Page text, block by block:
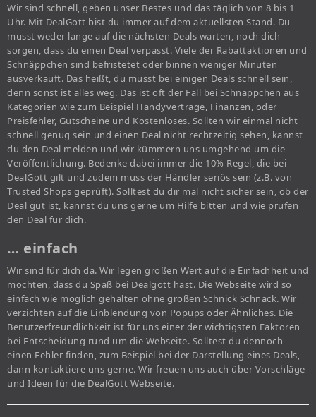
Wir sind schnell, geben unser Bestes und das täglich von 8 bis 1
Uhr. Mit DealGott bist du immer auf dem aktuellsten Stand. Du
musst weder lange auf die nächsten Deals warten, noch dich
sorgen, dass du einen Deal verpasst. Viele der Rabattaktionen und
Schnäppchen sind befristetet oder binnen weniger Minuten
ausverkauft. Das heißt, du musst bei einigen Deals schnell sein,
denn sonst ist alles weg. Das ist oft der Fall bei Schnäppchen aus
Kategorien wie zum Beispiel Handyverträge, Finanzen, oder
Preisfehler, Gutscheine und Kostenloses. Sollten wir einmal nicht
schnell genug sein und einen Deal nicht rechtzeitig sehen, kannst
du den Deal melden und wir kümmern uns umgehend um die
Veröffentlichung. Bedenke dabei immer die 10% Regel, die bei
DealGott gilt und zudem muss der Händler seriös sein (z.B. von
Trusted Shops geprüft). Solltest du dir mal nicht sicher sein, ob der
Deal gut ist, kannst du uns gerne um Hilfe bitten und wie prüfen
den Deal für dich.
… einfach
Wir sind für dich da. Wir legen großen Wert auf die Einfachheit und
möchten, dass du Spaß bei Dealgott hast. Die Webseite wird so
einfach wie möglich gehalten ohne großen Schnick Schnack. Wir
verzichten auf die Einblendung von Popups oder Ähnliches. Die
Benutzerfreundlichkeit ist für uns einer der wichtigsten Faktoren
bei Entscheidung rund um die Webseite. Solltest du dennoch
einen Fehler finden, zum Beispiel bei der Darstellung eines Deals,
dann kontaktiere uns gerne. Wir freuen uns auch über Vorschläge
und Ideen für die DealGott Webseite.